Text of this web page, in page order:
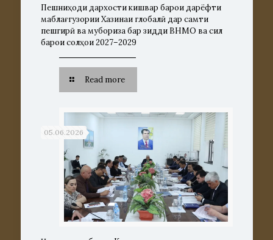
Пешниҳоди дархости кишвар барои дарёфти
маблағгузории Хазинаи глобалӣ дар самти
пешгирӣ ва мубориза бар зидди ВНМО ва сил
барои солҳои 2027–2029
Read more
05.06.2026